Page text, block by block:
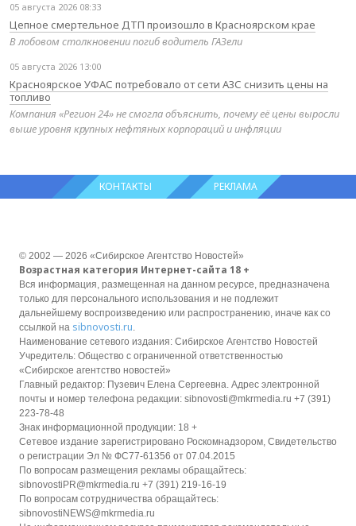
05 августа 2026 08:33
Цепное смертельное ДТП произошло в Красноярском крае
В лобовом столкновении погиб водитель ГАЗели
05 августа 2026 13:00
Красноярское УФАС потребовало от сети АЗС снизить цены на
топливо
Компания «Регион 24» не смогла объяснить, почему её цены выросли
выше уровня крупных нефтяных корпораций и инфляции
КОНТАКТЫ РЕКЛАМА
© 2002 — 2026 «Сибирское Агентство Новостей»
Возрастная категория Интернет-сайта 18 +
Вся информация, размещенная на данном ресурсе, предназначена
только для персонального использования и не подлежит
дальнейшему воспроизведению или распространению, иначе как со
ссылкой на sibnovosti.ru
Наименование сетевого издания: Сибирское Агентство Новостей
Учредитель: Общество с ограниченной ответственностью
«Сибирское агентство новостей»
Главный редактор: Пузевич Елена Сергеевна. Адрес электронной
почты и номер телефона редакции: sibnovosti@mkrmedia.ru +7 (391)
223-78-48
Знак информационной продукции: 18 +
Сетевое издание зарегистрировано Роскомнадзором, Свидетельство
о регистрации Эл № ФС77-61356 от 07.04.2015
По вопросам размещения рекламы обращайтесь:
sibnovostiPR@mkrmedia.ru +7 (391) 219-16-19
По вопросам сотрудничества обращайтесь:
sibnovostiNEWS@mkrmedia.ru